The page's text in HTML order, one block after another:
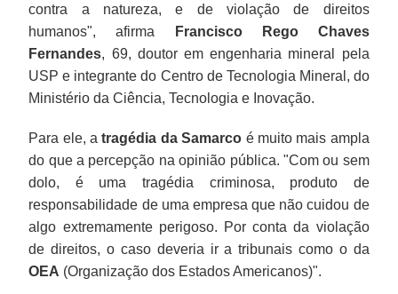
contra a natureza, e de violação de direitos
humanos", afirma
Francisco Rego Chaves
Fernandes, 69, doutor em engenharia mineral pela
USP e integrante do Centro de Tecnologia Mineral, do
Ministério da Ciência, Tecnologia e Inovação.
Para ele, atragédia da Samarco é muito mais ampla
do que a percepção na opinião pública. "Com ou sem
dolo, é uma tragédia criminosa, produto de
responsabilidade de uma empresa que não cuidou de
algo extremamente perigoso. Por conta da violação
de direitos, o caso deveria ir a tribunais como o da
OEA (Organização dos Estados Americanos)".